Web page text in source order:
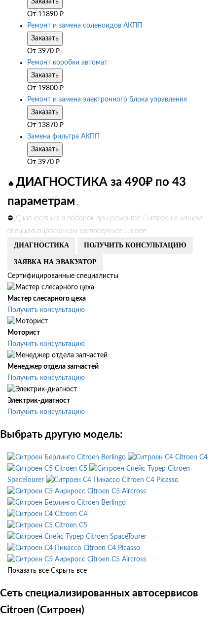
Заказать
От 11890 ₽
Ремонт и замена соленоидов АКПП
Заказать
От 3970 ₽
Ремонт коробки автомат
Заказать
От 19800 ₽
Ремонт и замена электронного блока управления
Заказать
От 13870 ₽
Замена фильтра АКПП
Заказать
От 3970 ₽
🔥 ДИАГНОСТИКА за 490₽ по 43
параметрам .
⛔ Диагностика в подарок при ремонте Ситроен в нашем
специализированном автосервисе Citroen
ДИАГНОСТИКА ПОЛУЧИТЬ КОНСУЛЬТАЦИЮ
ЗАЯВКА НА ЭВАКУАТОР
Сертифицированные специалисты
Мастер слесарного цеха
Получить консультацию
Моторист
Получить консультацию
Менеджер отдела запчастей
Получить консультацию
Электрик-диагност
Получить консультацию
Выбрать другую модель:
Citroen Berlingo
Citroen C4
Citroen C5
Citroen
SpaceTourer
Citroen C4 Picasso
Citroen C5 Aircross
Citroen Berlingo
Citroen C4
Citroen C5
Citroen SpaceTourer
Citroen C4 Picasso
Citroen C5 Aircross
Показать все Скрыть все
Сеть специализированных автосервисов
Citroen (Ситроен)